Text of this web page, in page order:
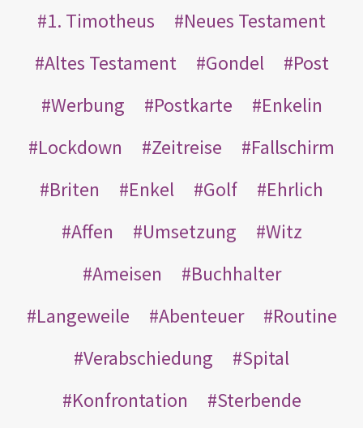
1. Timotheus
Neues Testament
Altes Testament
Gondel
Post
Werbung
Postkarte
Enkelin
Lockdown
Zeitreise
Fallschirm
Briten
Enkel Golf
Ehrlich
Affen
Umsetzung
Witz
Ameisen
Buchhalter
Langeweile
Abenteuer
Routine
Verabschiedung
Spital
Konfrontation
Sterbende